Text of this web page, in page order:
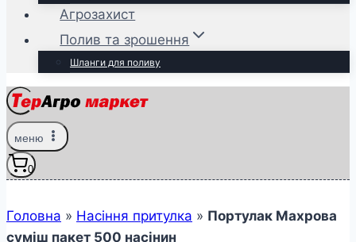
Агрозахист
Полив та зрошення
Шланги для поливу
меню
0
Головна » Насіння притулка » Портулак Махрова
суміш пакет 500 насінин